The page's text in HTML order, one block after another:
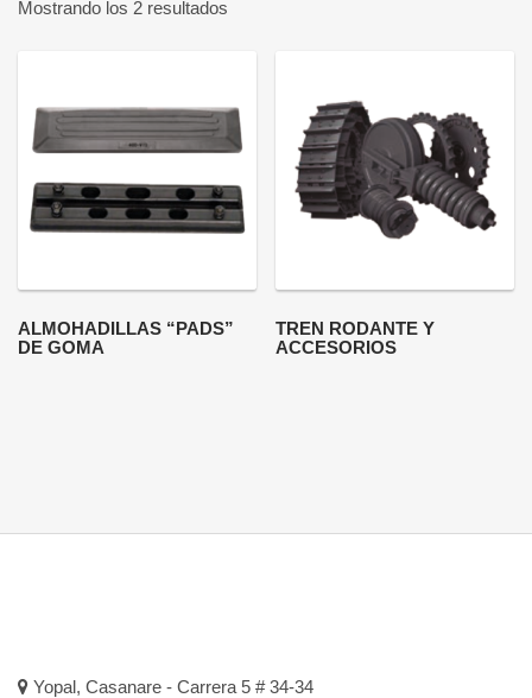
Mostrando los 2 resultados
ALMOHADILLAS “PADS”
DE GOMA
TREN RODANTE Y
ACCESORIOS
Yopal, Casanare - Carrera 5 # 34-34